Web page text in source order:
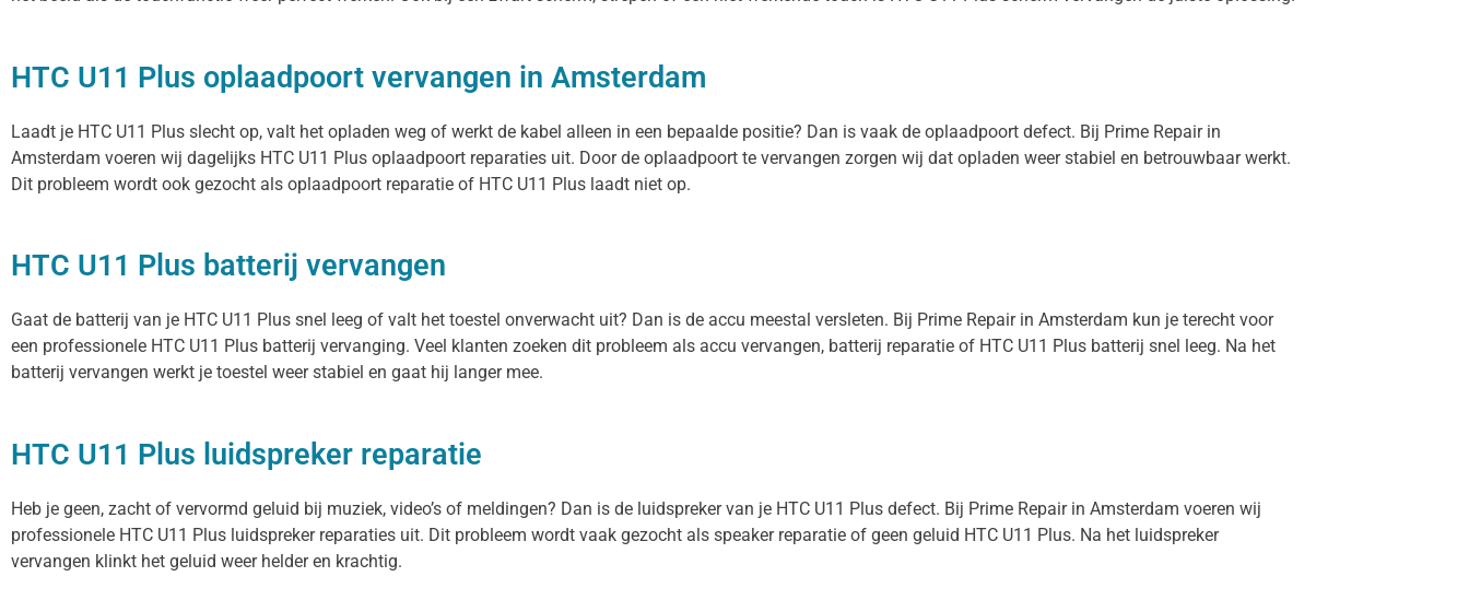
HTC U11 Plus oplaadpoort vervangen in Amsterdam
Laadt je HTC U11 Plus slecht op, valt het opladen weg of werkt de kabel alleen in een bepaalde positie? Dan is vaak de oplaadpoort defect. Bij Prime Repair in
Amsterdam voeren wij dagelijks HTC U11 Plus oplaadpoort reparaties uit. Door de oplaadpoort te vervangen zorgen wij dat opladen weer stabiel en betrouwbaar werkt.
Dit probleem wordt ook gezocht als oplaadpoort reparatie of HTC U11 Plus laadt niet op.
HTC U11 Plus batterij vervangen
Gaat de batterij van je HTC U11 Plus snel leeg of valt het toestel onverwacht uit? Dan is de accu meestal versleten. Bij Prime Repair in Amsterdam kun je terecht voor
een professionele HTC U11 Plus batterij vervanging. Veel klanten zoeken dit probleem als accu vervangen, batterij reparatie of HTC U11 Plus batterij snel leeg. Na het
batterij vervangen werkt je toestel weer stabiel en gaat hij langer mee.
HTC U11 Plus luidspreker reparatie
Heb je geen, zacht of vervormd geluid bij muziek, video’s of meldingen? Dan is de luidspreker van je HTC U11 Plus defect. Bij Prime Repair in Amsterdam voeren wij
professionele HTC U11 Plus luidspreker reparaties uit. Dit probleem wordt vaak gezocht als speaker reparatie of geen geluid HTC U11 Plus. Na het luidspreker
vervangen klinkt het geluid weer helder en krachtig.